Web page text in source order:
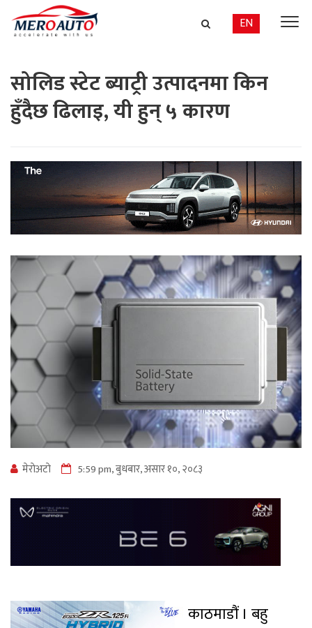
EN
सोलिड स्टेट ब्याट्री उत्पादनमा किन
हुँदैछ ढिलाइ, यी हुन् ५ कारण
मेराेअटाे 5:59 pm, बुधबार, असार १०, २०८३
काठमाडौं । बहु